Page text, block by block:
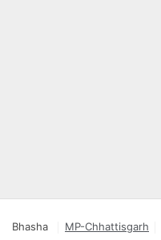
Bhasha MP-Chhattisgarh